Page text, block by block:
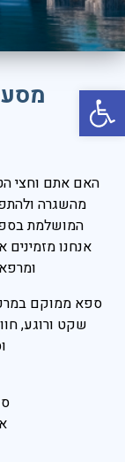
פתח סרגל נגישותמסע
האם אתם וחצי
מהשגרה
המושלמת
אנחנו מזמינים
ספא ממוקם
שקט ורוגע,